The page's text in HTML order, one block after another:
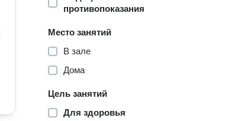
противопоказания
Место занятий
В зале
Дома
Цель занятий
Для здоровья